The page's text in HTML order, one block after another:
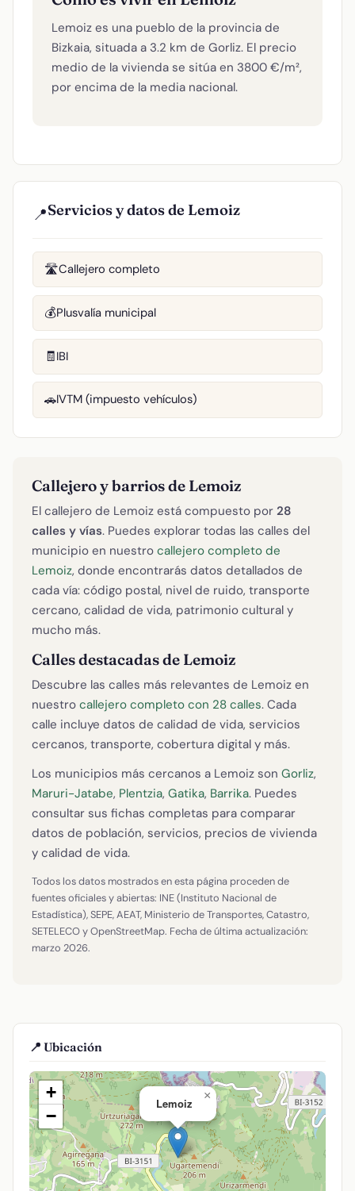
Lemoiz es una pueblo de la provincia de
Bizkaia, situada a 3.2 km de Gorliz. El precio
medio de la vivienda se sitúa en 3800 €/m²,
por encima de la media nacional.
📍Servicios y datos de Lemoiz
🛣️Callejero completo
💰Plusvalía municipal
🧾IBI
🚗IVTM (impuesto vehículos)
Callejero y barrios de Lemoiz
El callejero de Lemoiz está compuesto por 28
calles y vías. Puedes explorar todas las calles del
municipio en nuestro callejero completo de
Lemoiz, donde encontrarás datos detallados de
cada vía: código postal, nivel de ruido, transporte
cercano, calidad de vida, patrimonio cultural y
mucho más.
Calles destacadas de Lemoiz
Descubre las calles más relevantes de Lemoiz en
nuestro callejero completo con 28 calles. Cada
calle incluye datos de calidad de vida, servicios
cercanos, transporte, cobertura digital y más.
Los municipios más cercanos a Lemoiz son Gorliz,
Maruri-Jatabe, Plentzia, Gatika, Barrika. Puedes
consultar sus fichas completas para comparar
datos de población, servicios, precios de vivienda
y calidad de vida.
Todos los datos mostrados en esta página proceden de
fuentes oficiales y abiertas: INE (Instituto Nacional de
Estadística), SEPE, AEAT, Ministerio de Transportes, Catastro,
SETELECO y OpenStreetMap. Fecha de última actualización:
marzo 2026.
📍 Ubicación
Lemoiz
×
+
−